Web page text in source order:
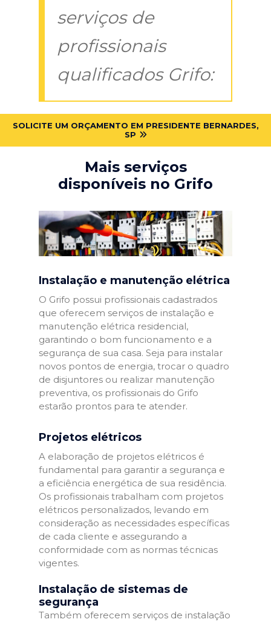
serviços de
profissionais
qualificados Grifo:
SOLICITE UM ORÇAMENTO EM PRESIDENTE BERNARDES,
SP
Mais serviços
disponíveis no Grifo
Instalação e manutenção elétrica
O Grifo possui profissionais cadastrados
que oferecem serviços de instalação e
manutenção elétrica residencial,
garantindo o bom funcionamento e a
segurança de sua casa. Seja para instalar
novos pontos de energia, trocar o quadro
de disjuntores ou realizar manutenção
preventiva, os profissionais do Grifo
estarão prontos para te atender.
Projetos elétricos
A elaboração de projetos elétricos é
fundamental para garantir a segurança e
a eficiência energética de sua residência.
Os profissionais trabalham com projetos
elétricos personalizados, levando em
consideração as necessidades específicas
de cada cliente e assegurando a
conformidade com as normas técnicas
vigentes.
Instalação de sistemas de
segurança
Também oferecem serviços de instalação